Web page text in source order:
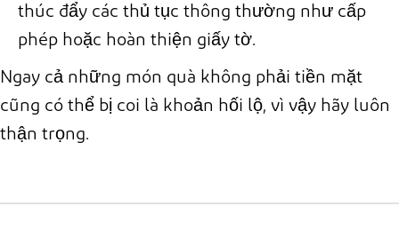
thúc đẩy các thủ tục thông thường như cấp
phép hoặc hoàn thiện giấy tờ.
Ngay cả những món quà không phải tiền mặt
cũng có thể bị coi là khoản hối lộ, vì vậy hãy luôn
thận trọng.